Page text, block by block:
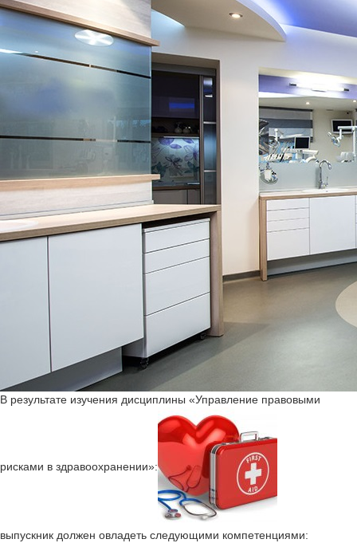
В результате изучения дисциплины «Управление правовыми
рисками в здравоохранении»:
выпускник должен овладеть следующими компетенциями: